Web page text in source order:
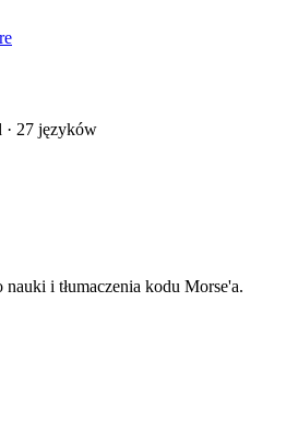
· 27 języków
i tłumaczenia kodu Morse'a.